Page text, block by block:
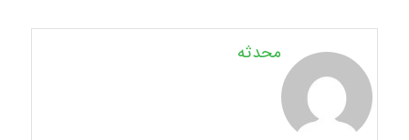
محدثه